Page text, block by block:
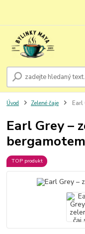
Úvod Zelené čaje Earl
Earl Grey –
TOP produkt